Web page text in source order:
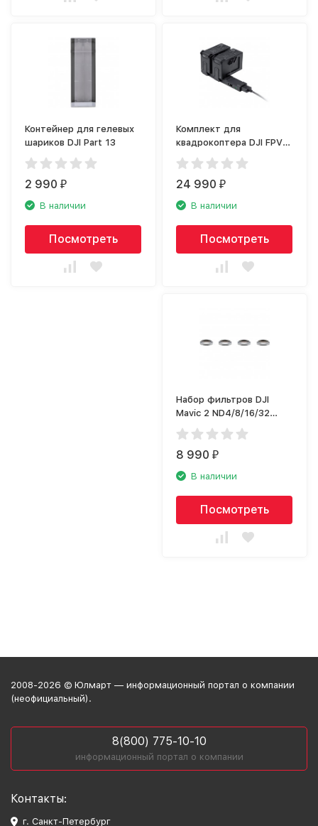
Контейнер для гелевых
шариков DJI Part 13
2 990₽
В наличии
Посмотреть
Комплект для
квадрокоптера DJI FPV
Fly More Kit
24 990₽
В наличии
Посмотреть
Набор фильтров DJI
Mavic 2 ND4/8/16/32
PART18
8 990₽
В наличии
Посмотреть
2008-2026 © Юлмарт — информационный портал о компании
(неофициальный).
8(800) 775-10-10
информационный портал о компании
Контакты:
г. Санкт-Петербург